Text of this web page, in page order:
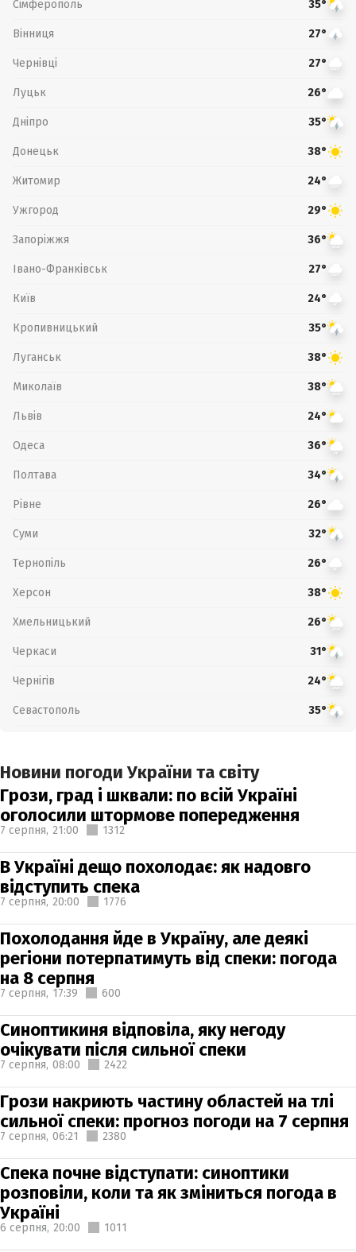
Сімферополь 35°
Вінниця 27°
Чернівці 27°
Луцьк 26°
Дніпро 35°
Донецьк 38°
Житомир 24°
Ужгород 29°
Запоріжжя 36°
Івано-Франківськ 27°
Київ 24°
Кропивницький 35°
Луганськ 38°
Миколаїв 38°
Львів 24°
Одеса 36°
Полтава 34°
Рівне 26°
Суми 32°
Тернопіль 26°
Херсон 38°
Хмельницький 26°
Черкаси 31°
Чернігів 24°
Севастополь 35°
Новини погоди України та світу
Грози, град і шквали: по всій Україні
оголосили штормове попередження
7 серпня, 21:00 1312
В Україні дещо похолодає: як надовго
відступить спека
7 серпня, 20:00 1776
Похолодання йде в Україну, але деякі
регіони потерпатимуть від спеки: погода
на 8 серпня
7 серпня, 17:39 600
Синоптикиня відповіла, яку негоду
очікувати після сильної спеки
7 серпня, 08:00 2422
Грози накриють частину областей на тлі
сильної спеки: прогноз погоди на 7 серпня
7 серпня, 06:21 2380
Спека почне відступати: синоптики
розповіли, коли та як зміниться погода в
Україні
6 серпня, 20:00 1011